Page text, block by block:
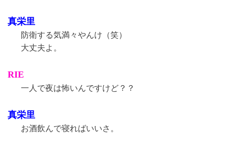
真栄里
防衛する気満々やんけ（笑）
大丈夫よ。
RIE
一人で夜は怖いんですけど？？
真栄里
お酒飲んで寝ればいいさ。